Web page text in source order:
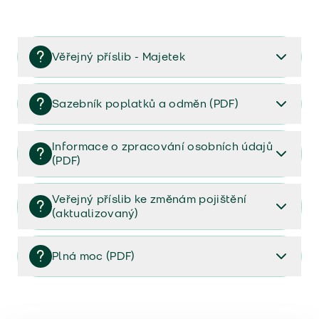
Věřejný příslib - Majetek
Věřejný příslib majetek 2023
Sazebník poplatků a odměn (PDF)
Sazebník poplatků a odměn (PDF)
Informace o zpracování osobních údajů
(PDF)
Informace o zpracování osobních údajů (PDF)
Veřejný příslib ke změnám pojištění
(aktualizovaný)
Veřejný příslib ke změnám pojištění (aktualizovaný)
Plná moc (PDF)